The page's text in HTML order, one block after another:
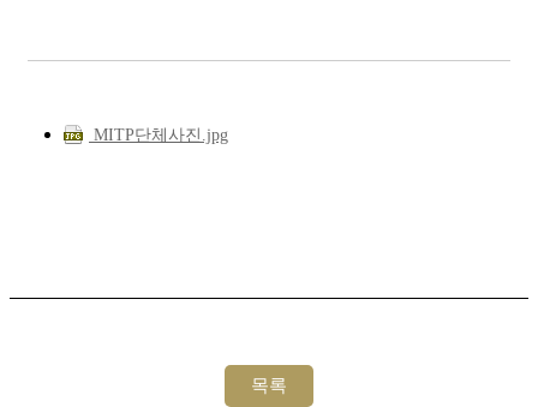
MITP단체사진.jpg